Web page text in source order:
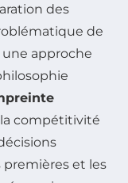
des
de
une approche
compétitivité
premières et les